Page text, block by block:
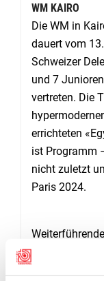
WM KAIRO
Die WM in
dauert vom
Schweizer
und 7
vertreten. Die
errichteten
ist Programm
nicht zuletzt
Paris 2024.